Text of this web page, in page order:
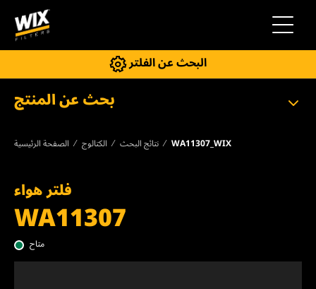
التنقل
البحث عن الفلتر
بحث عن المنتج
الصفحة الرئيسية الكتالوج نتائج البحث WA11307_WIX
فلتر هواء
WA11307
متاح